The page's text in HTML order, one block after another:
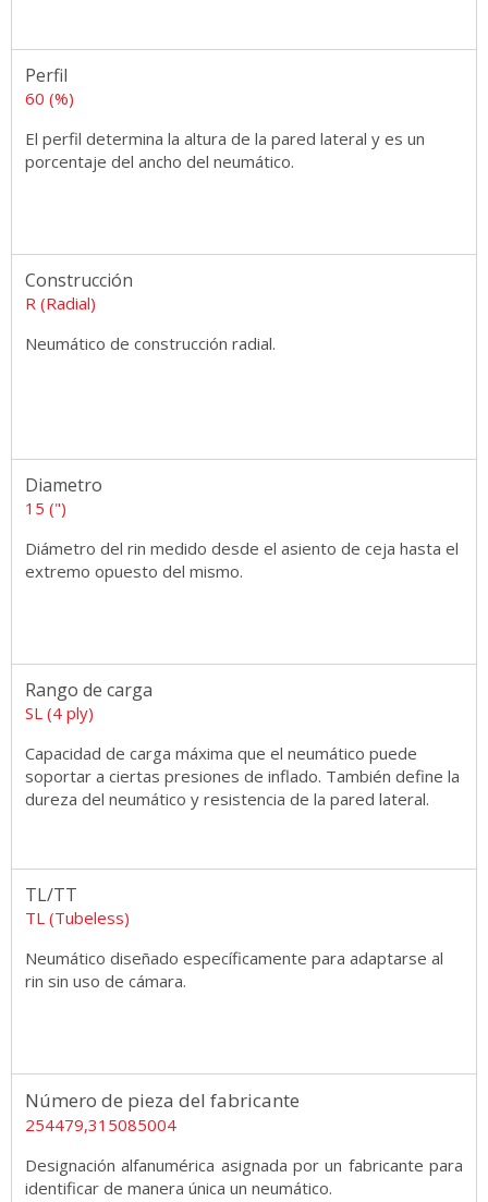
Perfil
60 (%)
El perfil determina la altura de la pared lateral y es un
porcentaje del ancho del neumático.
Construcción
R (Radial)
Neumático de construcción radial.
Diametro
15 (")
Diámetro del rin medido desde el asiento de ceja hasta el
extremo opuesto del mismo.
Rango de carga
SL (4 ply)
Capacidad de carga máxima que el neumático puede
soportar a ciertas presiones de inflado. También define la
dureza del neumático y resistencia de la pared lateral.
TL/TT
TL (Tubeless)
Neumático diseñado específicamente para adaptarse al
rin sin uso de cámara.
Número de pieza del fabricante
254479,315085004
Designación alfanumérica asignada por un fabricante para
identificar de manera única un neumático.